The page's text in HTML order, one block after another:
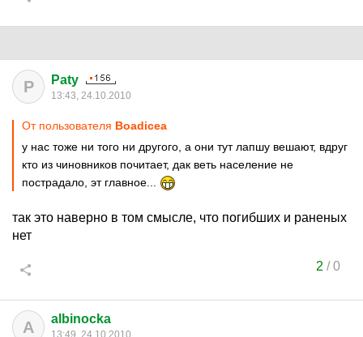
P Paty
13:43, 24.10.2010
От пользователя Boadicea
у нас тоже ни того ни другого, а они тут лапшу вешают, вдруг
кто из чиновников почитает, дак веть население не
пострадало, эт главное...
так это наверно в том смысле, что погибших и раненых
нет
2 /0
A albinocka
13:49, 24.10.2010